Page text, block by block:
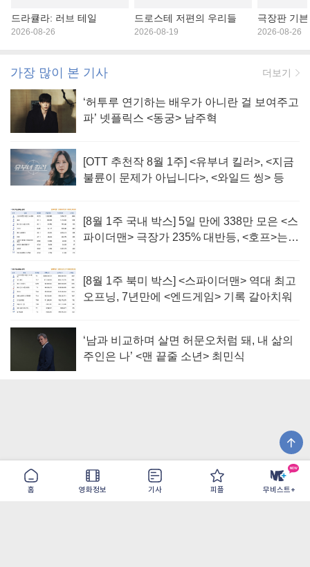
홈 영화정보 기사 피플 무비스트+
드라큘라: 러브 테일
2026-08-26
드로스테 저편의 우리들
2026-08-19
극장판 기
2026-08-26
가장 많이 본 기사 더보기
‘허투루 연기하는 배우가 아니란 걸 보여주고
파’ 넷플릭스 <동궁> 남주혁
[OTT 추천작 8월 1주] <유부녀 킬러>, <지금
불륜이 문제가 아닙니다>, <와일드 씽> 등
[8월 1주 국내 박스] 5일 만에 338만 모은 <스
파이더맨> 극장가 235% 대반등, <호프>는
[8월 1주 북미 박스] <스파이더맨> 역대 최고
오프닝, 7년만에 <엔드게임> 기록 갈아치워
‘남과 비교하며 살면 허문오처럼 돼, 내 삶의
주인은 나’ <맨 끝줄 소년> 최민식